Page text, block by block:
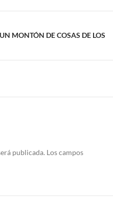
MONTÓN DE COSAS DE LOS
publicada. Los campos